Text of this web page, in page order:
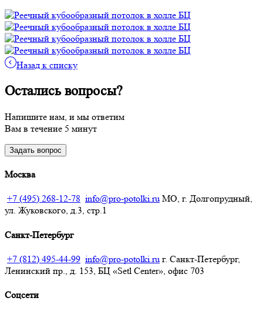
Назад к списку
Остались вопросы?
Напишите нам, и мы ответим
Вам в течение 5 минут
Задать вопрос
Москва
+7 (495) 268-12-78 info@pro-potolki.ru МО, г. Долгопрудный,
ул. Жуковского, д.3, стр.1
Санкт-Петербург
+7 (812) 495-44-99 info@pro-potolki.ru г. Санкт-Петербург,
Ленинский пр., д. 153, БЦ «Setl Center», офис 703
Соцсети